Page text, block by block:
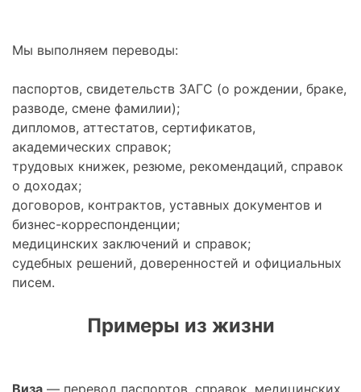
Мы выполняем переводы:
паспортов, свидетельств ЗАГС (о рождении, браке,
разводе, смене фамилии);
дипломов, аттестатов, сертификатов,
академических справок;
трудовых книжек, резюме, рекомендаций, справок
о доходах;
договоров, контрактов, уставных документов и
бизнес-корреспонденции;
медицинских заключений и справок;
судебных решений, доверенностей и официальных
писем.
Примеры из жизни